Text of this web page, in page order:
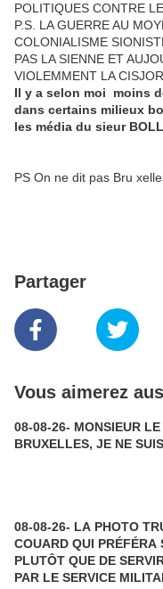
POLITIQUES CONTRE
P.S. LA GUERRE AU
COLONIALISME
PAS LA SIENNE ET
VIOLEMMENT LA
Il y a selon moi moins
dans certains milieux
les média du sieur
PS On ne dit pas Bru
Partager
Vous aimerez
08-08-26- MONSIEUR
08-08-26- LA PHOTO TRUQUÉE D'UN
COUARD QUI PRÉFÉRA
PLUTÔT QUE DE
PAR LE SERVICE